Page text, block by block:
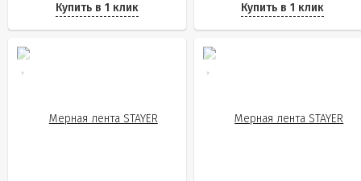
Купить в 1 клик Купить в 1 клик